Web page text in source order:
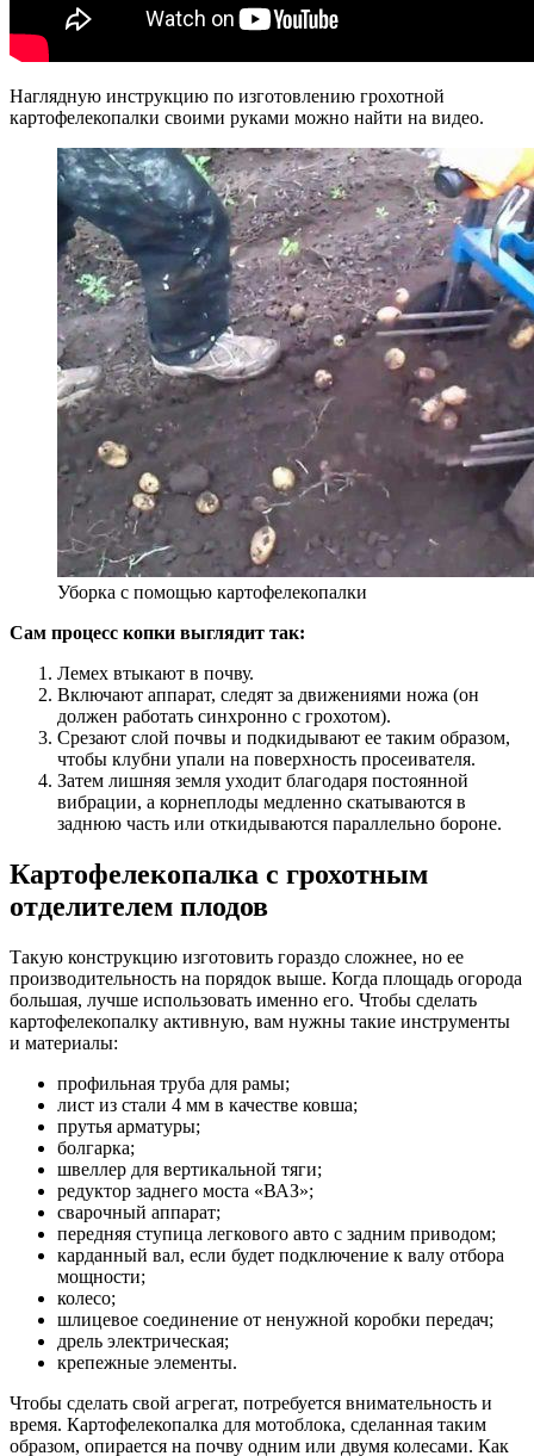
Наглядную инструкцию по изготовлению грохотной
картофелекопалки своими руками можно найти на видео.
Уборка с помощью картофелекопалки
Сам процесс копки выглядит так:
Лемех втыкают в почву.
Включают аппарат, следят за движениями ножа (он
должен работать синхронно с грохотом).
Срезают слой почвы и подкидывают ее таким образом,
чтобы клубни упали на поверхность просеивателя.
Затем лишняя земля уходит благодаря постоянной
вибрации, а корнеплоды медленно скатываются в
заднюю часть или откидываются параллельно бороне.
Картофелекопалка с грохотным
отделителем плодов
Такую конструкцию изготовить гораздо сложнее, но ее
производительность на порядок выше. Когда площадь огорода
большая, лучше использовать именно его. Чтобы сделать
картофелекопалку активную, вам нужны такие инструменты
и материалы:
профильная труба для рамы;
лист из стали 4 мм в качестве ковша;
прутья арматуры;
болгарка;
швеллер для вертикальной тяги;
редуктор заднего моста «ВАЗ»;
сварочный аппарат;
передняя ступица легкового авто с задним приводом;
карданный вал, если будет подключение к валу отбора
мощности;
колесо;
шлицевое соединение от ненужной коробки передач;
дрель электрическая;
крепежные элементы.
Чтобы сделать свой агрегат, потребуется внимательность и
время. Картофелекопалка для мотоблока, сделанная таким
образом, опирается на почву одним или двумя колесами. Как